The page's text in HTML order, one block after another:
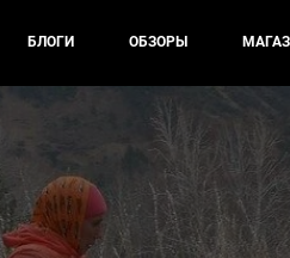
БЛОГИ ОБЗОРЫ